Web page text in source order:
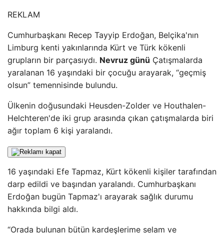
REKLAM
Cumhurbaşkanı Recep Tayyip Erdoğan, Belçika'nın
Limburg kenti yakınlarında Kürt ve Türk kökenli
grupların bir parçasıydı. Nevruz günü Çatışmalarda
yaralanan 16 yaşındaki bir çocuğu arayarak, “geçmiş
olsun” temennisinde bulundu.
Ülkenin doğusundaki Heusden-Zolder ve Houthalen-
Helchteren'de iki grup arasında çıkan çatışmalarda biri
ağır toplam 6 kişi yaralandı.
16 yaşındaki Efe Tapmaz, Kürt kökenli kişiler tarafından
darp edildi ve başından yaralandı. Cumhurbaşkanı
Erdoğan bugün Tapmaz'ı arayarak sağlık durumu
hakkında bilgi aldı.
“Orada bulunan bütün kardeşlerime selam ve